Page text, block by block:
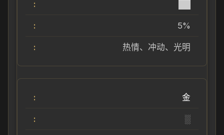
5%
热情、冲动、光明
金
░